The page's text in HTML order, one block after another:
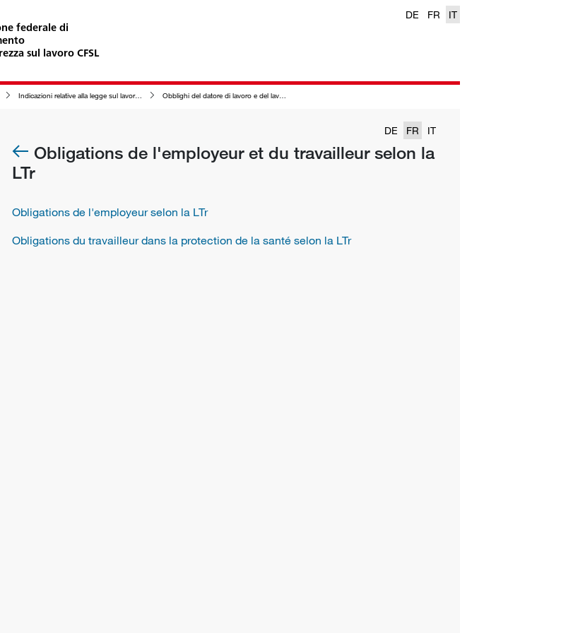
federale di
sul lavoro CFSL
DE FR IT
Indicazioni relative alla legge sul lavoro (LL) Obblighi del datore di lavoro e del lavoratore nell'ambito della LL
DE FR IT
Obligations de l'employeur et du travailleur selon la
LTr
Obligations de l'employeur selon la LTr
Obligations du travailleur dans la protection de la santé selon la LTr